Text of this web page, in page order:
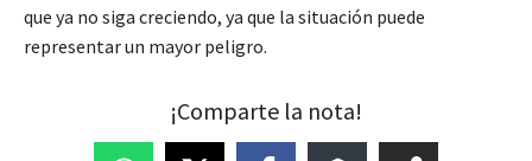
que ya no siga creciendo, ya que la situación puede
representar un mayor peligro.
¡Comparte la nota!